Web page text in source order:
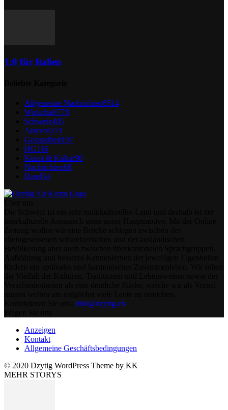
1:0 für Italien
Allgemeine Nachrichten6514
Wirtschaft778
Schweiz405
Autoren221
Gesundheit197
HG116
Kunst & Kultur90
Nachrichten68
Basel54
info@dzytig.ch
Anzeigen
Kontakt
Allgemeine Geschäftsbedingungen
© 2020 Dzytig WordPress Theme by KK
MEHR STORYS